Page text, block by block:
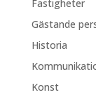
Fastigheter
Gästande
Historia
Konst